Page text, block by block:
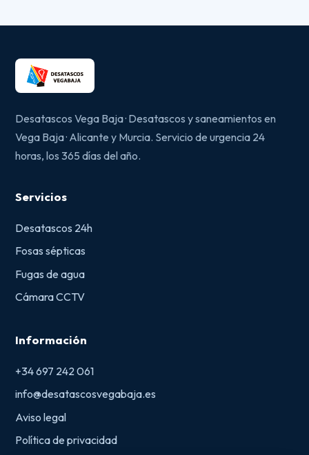
Desatascos Vega Baja · Desatascos y saneamientos en
Vega Baja · Alicante y Murcia. Servicio de urgencia 24
horas, los 365 días del año.
Servicios
Desatascos 24h
Fosas sépticas
Fugas de agua
Cámara CCTV
Información
+34 697 242 061
info@desatascosvegabaja.es
Aviso legal
Política de privacidad